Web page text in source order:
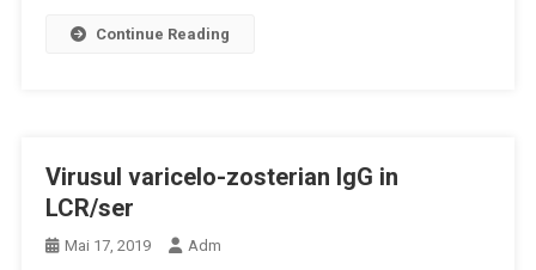
Continue Reading
Virusul varicelo-zosterian IgG in
LCR/ser
Mai 17, 2019 Adm